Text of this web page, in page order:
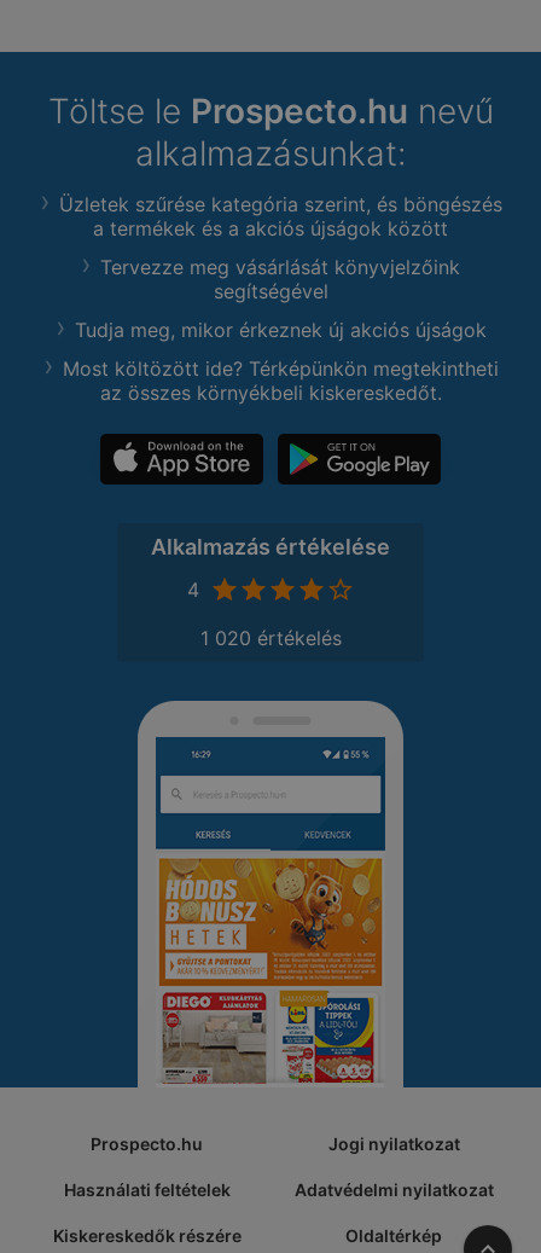
Töltse le Prospecto.hu nevű
alkalmazásunkat:
Üzletek szűrése kategória szerint, és böngészés
a termékek és a akciós újságok között
Tervezze meg vásárlását könyvjelzőink
segítségével
Tudja meg, mikor érkeznek új akciós újságok
Most költözött ide? Térképünkön megtekintheti
az összes környékbeli kiskereskedőt.
Alkalmazás értékelése
4
1 020 értékelés
Prospecto.hu Jogi nyilatkozat
Használati feltételek Adatvédelmi nyilatkozat
Kiskereskedők részére Oldaltérkép A